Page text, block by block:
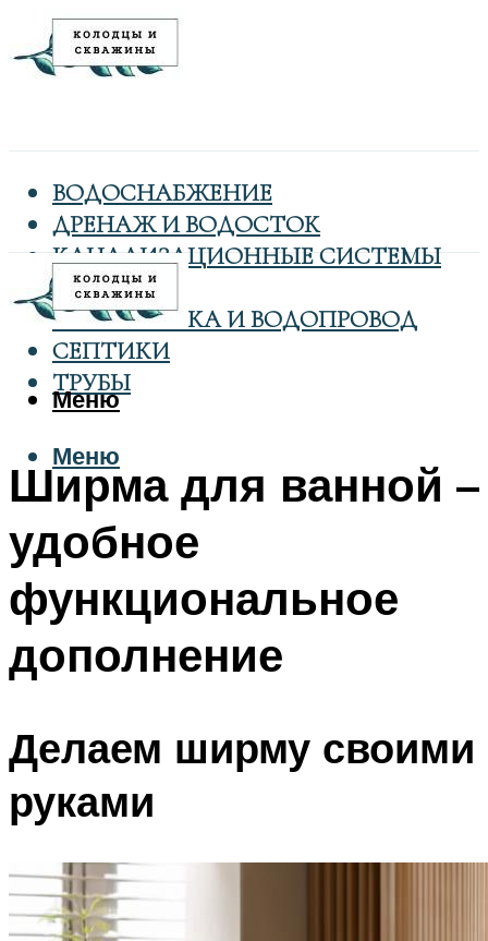
ВОДОСНАБЖЕНИЕ
ДРЕНАЖ И ВОДОСТОК
КАНАЛИЗАЦИОННЫЕ СИСТЕМЫ
КОЛОДЦЫ
САНТЕХНИКА И ВОДОПРОВОД
СЕПТИКИ
ТРУБЫ
Меню
Меню
Ширма для ванной –
удобное
функциональное
дополнение
Делаем ширму своими
руками